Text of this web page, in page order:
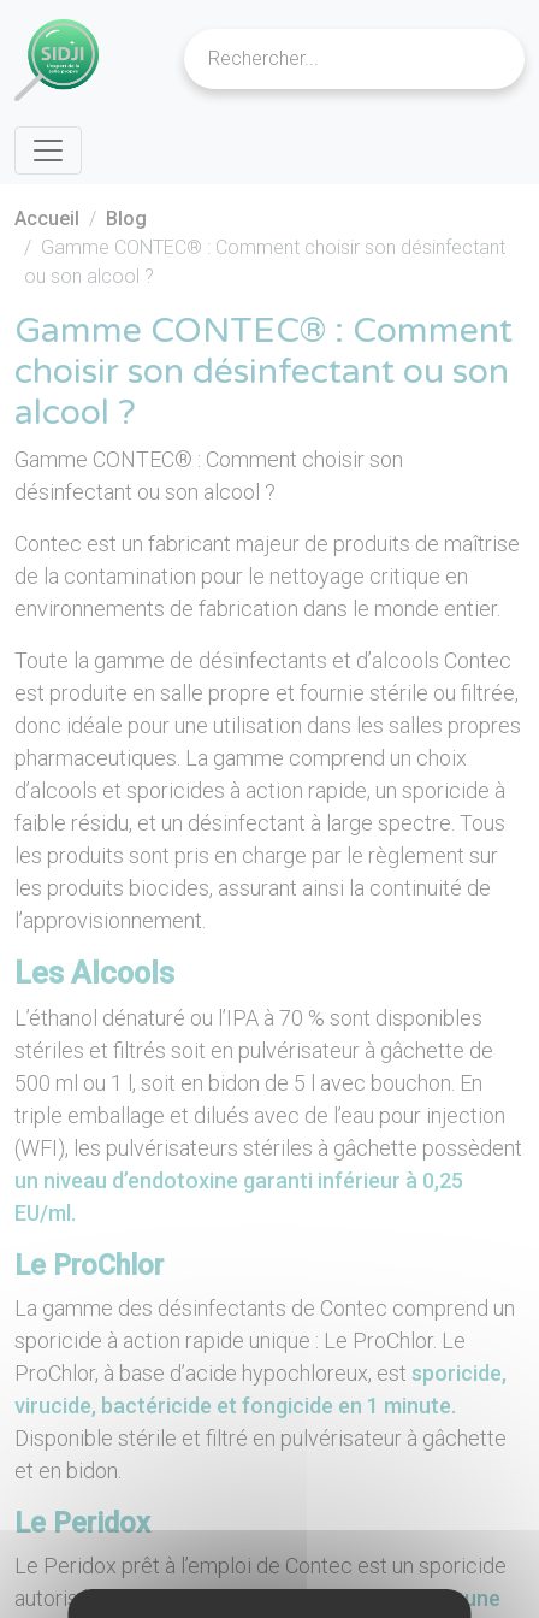
Accueil
Blog
Gamme CONTEC® : Comment choisir son désinfectant
ou son alcool ?
Gamme CONTEC® : Comment
choisir son désinfectant ou son
alcool ?
Gamme CONTEC® : Comment choisir son
désinfectant ou son alcool ?
Contec est un fabricant majeur de produits de maîtrise
de la contamination pour le nettoyage critique en
environnements de fabrication dans le monde entier.
Toute la gamme de désinfectants et d’alcools Contec
est produite en salle propre et fournie stérile ou filtrée,
donc idéale pour une utilisation dans les salles propres
pharmaceutiques. La gamme comprend un choix
d’alcools et sporicides à action rapide, un sporicide à
faible résidu, et un désinfectant à large spectre. Tous
les produits sont pris en charge par le règlement sur
les produits biocides, assurant ainsi la continuité de
l’approvisionnement.
Les Alcools
L’éthanol dénaturé ou l’IPA à 70 % sont disponibles
stériles et filtrés soit en pulvérisateur à gâchette de
500 ml ou 1 l, soit en bidon de 5 l avec bouchon. En
triple emballage et dilués avec de l’eau pour injection
(WFI), les pulvérisateurs stériles à gâchette possèdent
un niveau d’endotoxine garanti inférieur à 0,25
EU/ml.
Le ProChlor
La gamme des désinfectants de Contec comprend un
sporicide à action rapide unique : Le ProChlor. Le
ProChlor, à base d’acide hypochloreux, est sporicide,
virucide, bactéricide et fongicide en 1 minute.
Disponible stérile et filtré en pulvérisateur à gâchette
et en bidon.
Le Peridox
Le Peridox prêt à l’emploi de Contec est un sporicide
autorisé par le RPB et l’EPA qui permet d’obtenirune